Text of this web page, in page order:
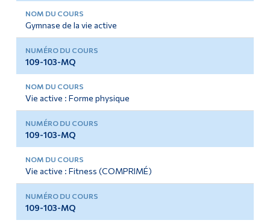
Gymnase de la vie active
109-103-MQ
Vie active : Forme physique
109-103-MQ
Vie active : Fitness (COMPRIMÉ)
109-103-MQ